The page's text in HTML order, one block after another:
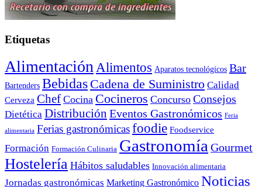
Etiquetas
Alimentación Alimentos Aparatos tecnológicos Bar
Bartenders Bebidas Cadena de Suministro Calidad
Cerveza Chef Cocina Cocineros Concurso Consejos
Dietética Distribución Eventos Gastronómicos Feria
alimentaria Ferias gastronómicasfoodie Foodservice
Formación Formación Culinaria Gastronomía Gourmet
Hostelería Hábitos saludables Innovación alimentaria
Jornadas gastronómicas Marketing Gastronómico Noticias